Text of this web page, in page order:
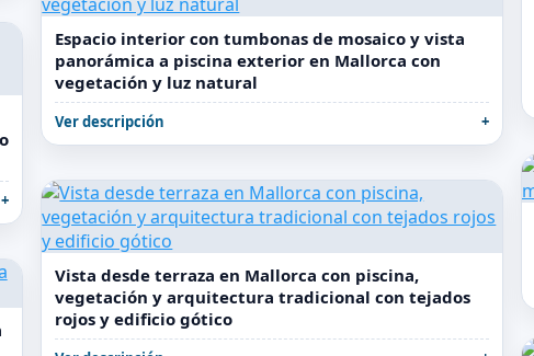
Espacio interior con tumbonas de mosaico y vista
panorámica a piscina exterior en Mallorca con
vegetación y luz natural
Ver descripción
Vista desde terraza en Mallorca con piscina,
vegetación y arquitectura tradicional con tejados
rojos y edificio gótico